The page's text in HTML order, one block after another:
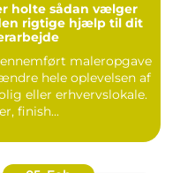
sådan vælger
rigtige hjælp til dit
maleropgave
hele oplevelsen af
eller erhvervslokale.
finish...